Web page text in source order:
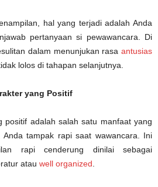
hal yang terjadi adalah Anda
pertanyaan si pewawancara. Di
dalam menunjukan rasa antusias
lolos di tahapan selanjutnya.
yang Positif
positif adalah salah satu manfaat yang
tampak rapi saat wawancara. Ini
rapi cenderung dinilai sebagai
atau well organized